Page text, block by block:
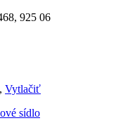
925 06
, Vytlačiť
sídlo